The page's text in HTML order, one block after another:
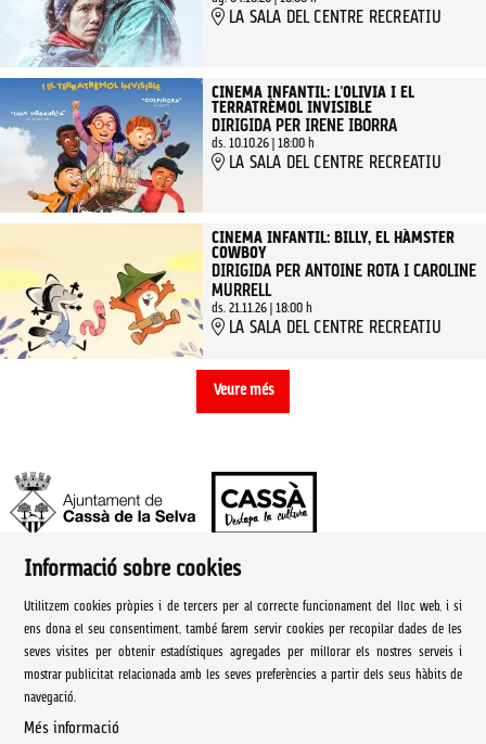
LA SALA DEL CENTRE RECREATIU
CINEMA INFANTIL: L'OLIVIA I EL
TERRATRÈMOL INVISIBLE
DIRIGIDA PER IRENE IBORRA
ds. 10.10.26| 18:00 h
LA SALA DEL CENTRE RECREATIU
CINEMA INFANTIL: BILLY, EL HÀMSTER
COWBOY
DIRIGIDA PER ANTOINE ROTA I CAROLINE
MURRELL
ds. 21.11.26| 18:00 h
LA SALA DEL CENTRE RECREATIU
Veure més
Ajuntament de Cassà de la Selva | Àrea de cultura
Rambla Onze de Setembre, 107
Cassà de la Selva Tel. 972 460 005
culturacassa@cassa.cat
Informació sobre cookies
Utilitzem cookies pròpies i de tercers per al correcte funcionament del lloc web, i si
ens dona el seu consentiment, també farem servir cookies per recopilar dades de les
seves visites per obtenir estadístiques agregades per millorar els nostres serveis i
mostrar publicitat relacionada amb les seves preferències a partir dels seus hàbits de
navegació.
Més informació